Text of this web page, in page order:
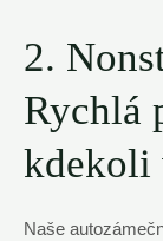
2.
Rychlá
kdekoli
Naše